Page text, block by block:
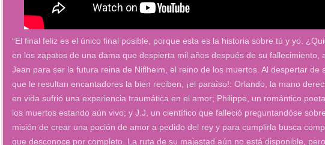
“El final feliz es el único final posible, porque esta es la historia sobre tú y yo.
en los zapatos de una dama que despierta mil años después de su fallecimiento,
Jean para ser la futura reina de Niflheim, el reino de los muertos. Al despertar de
que le resultan encantadores la bien reciben, ¡el paraíso!: Orlando, la mano
en vida sufrió una experiencia traumática en el amor; Philippe, un romántico
los muertos estando aún vivo; y J.J, un científico que falleció preguntandóse
misión de crear una poción de amor a pedido del rey y para cumplirla busca
que desconoce por completo. La ruta de su majestad aún no está disponible,